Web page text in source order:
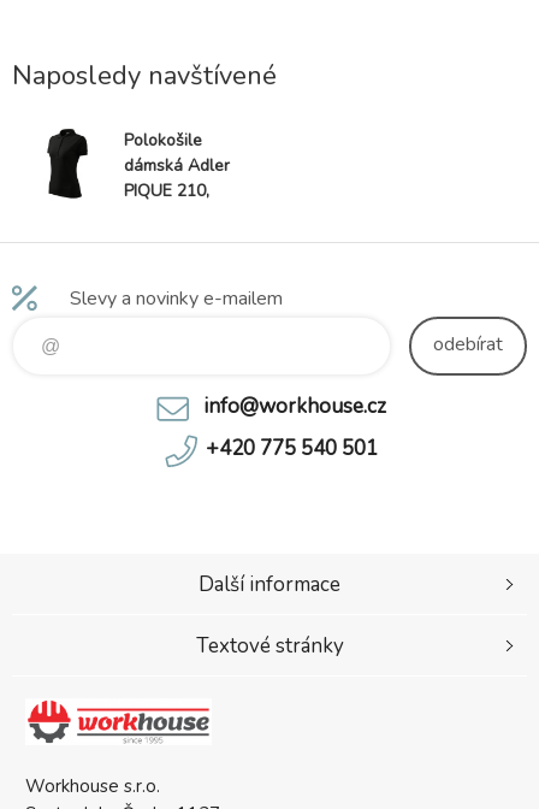
Naposledy navštívené
Polokošile
dámská Adler
PIQUE 210,
Slevy a novinky e-mailem
odebírat
info@workhouse.cz
+420 775 540 501
Workhouse s.r.o.
Další informace
Textové stránky